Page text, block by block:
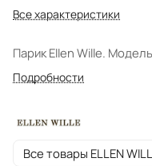
Все характеристики
Парик Ellen Wille.
Подробности
Все товары ELLEN